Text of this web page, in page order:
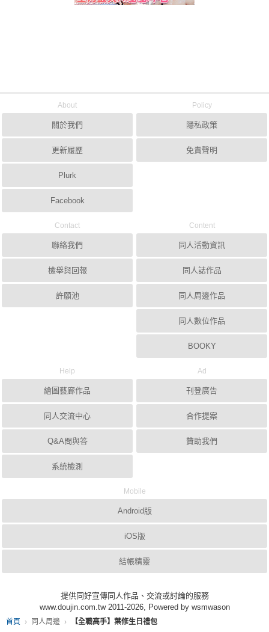
首頁 同人周邊 【全職高手】葉修生日禮包
About
關於我們
更新履歷
Plurk
Facebook
Policy
隱私政策
免責聲明
Contact
聯絡我們
檢舉與回報
許願池
Content
同人活動資訊
同人誌作品
同人周邊作品
同人數位作品
BOOKY
Help
繪圖藝廊作品
同人交流中心
Q&A問與答
系統檢測
Ad
刊登廣告
合作提案
贊助我們
Mobile
Android版
iOS版
結帳精靈
提供同好宣傳同人作品、交流或討論的服務
www.doujin.com.tw 2011-2026, Powered by wsmwason